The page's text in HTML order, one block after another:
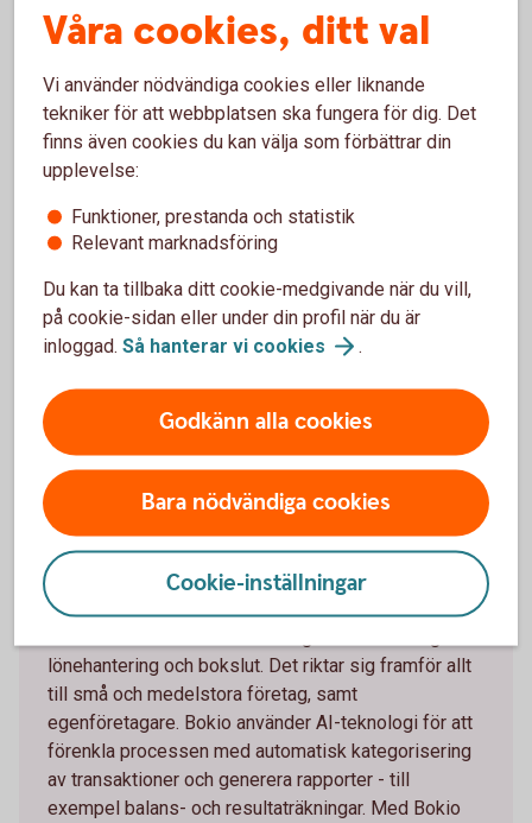
Hantera er ekonomi på ett
enkelt, snabbtochsäkert
sätt med bankintegration.
Bokio
Om Bokio
Bokio är ett webbaserat bokföringsprogram som
lönehantering och bokslut. Det riktar sig framför allt
till små och medelstora företag, samt
egenföretagare. Bokio använder AI-teknologi för att
förenkla processen med automatisk kategorisering
av transaktioner och generera rapporter - till
exempel balans- och resultaträkningar. Med Bokio
Våra cookies, ditt val
Vi använder nödvändiga cookies eller liknande
tekniker för att webbplatsen ska fungera för dig. Det
finns även cookies du kan välja som förbättrar din
upplevelse:
Funktioner, prestanda och statistik
Relevant marknadsföring
Du kan ta tillbaka ditt cookie-medgivande när du vill,
på cookie-sidan eller under din profil när du är
inloggad. Så hanterar vi cookies .
Godkänn alla cookies
Bara nödvändiga cookies
Cookie-inställningar